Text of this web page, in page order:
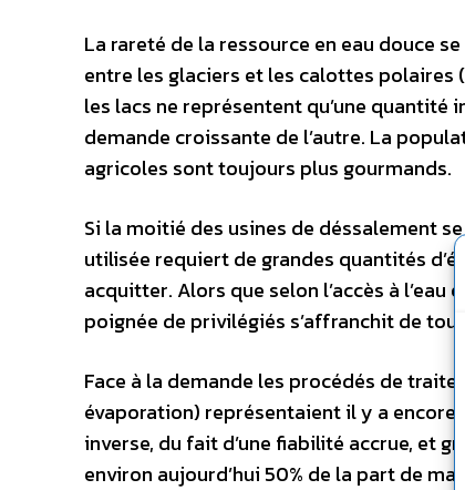
La rareté de la ressource en eau douce
entre les glaciers et les calottes polaires
les lacs ne représentent qu’une quantité
demande croissante de l’autre. La
agricoles sont toujours plus gourmands.
Si la moitié des usines de déssalement
utilisée requiert de grandes quantités
acquitter. Alors que selon l’accès à
poignée de privilégiés s’affranchit de
Face à la demande les procédés de
évaporation) représentaient il y a encore
inverse, du fait d’une fiabilité accrue, et
environ aujourd’hui 50% de la part de